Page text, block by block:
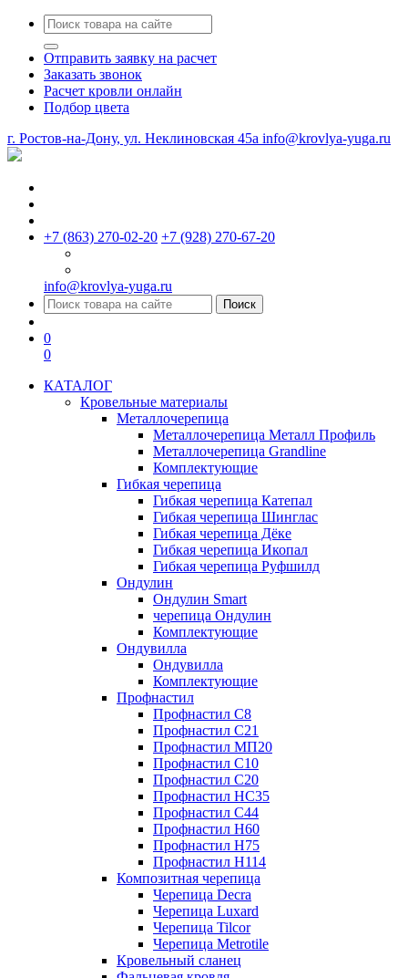
Отправить заявку на расчет
Заказать звонок
Расчет кровли онлайн
Подбор цвета
г. Ростов-на-Дону, ул. Неклиновская 45a info@krovlya-yuga.ru
+7 (863) 270-02-20 +7 (928) 270-67-20
info@krovlya-yuga.ru
Поиск
0
0
КАТАЛОГ
Кровельные материалы
Металлочерепица
Металлочерепица Металл Профиль
Металлочерепица Grandline
Комплектующие
Гибкая черепица
Гибкая черепица Катепал
Гибкая черепица Шинглас
Гибкая черепица Дёке
Гибкая черепица Икопал
Гибкая черепица Руфшилд
Ондулин
Ондулин Smart
черепица Ондулин
Комплектующие
Ондувилла
Ондувилла
Комплектующие
Профнастил
Профнастил C8
Профнастил C21
Профнастил МП20
Профнастил C10
Профнастил C20
Профнастил НС35
Профнастил C44
Профнастил Н60
Профнастил Н75
Профнастил Н114
Композитная черепица
Черепица Decra
Черепица Luxard
Черепица Tilcor
Черепица Metrotile
Кровельный сланец